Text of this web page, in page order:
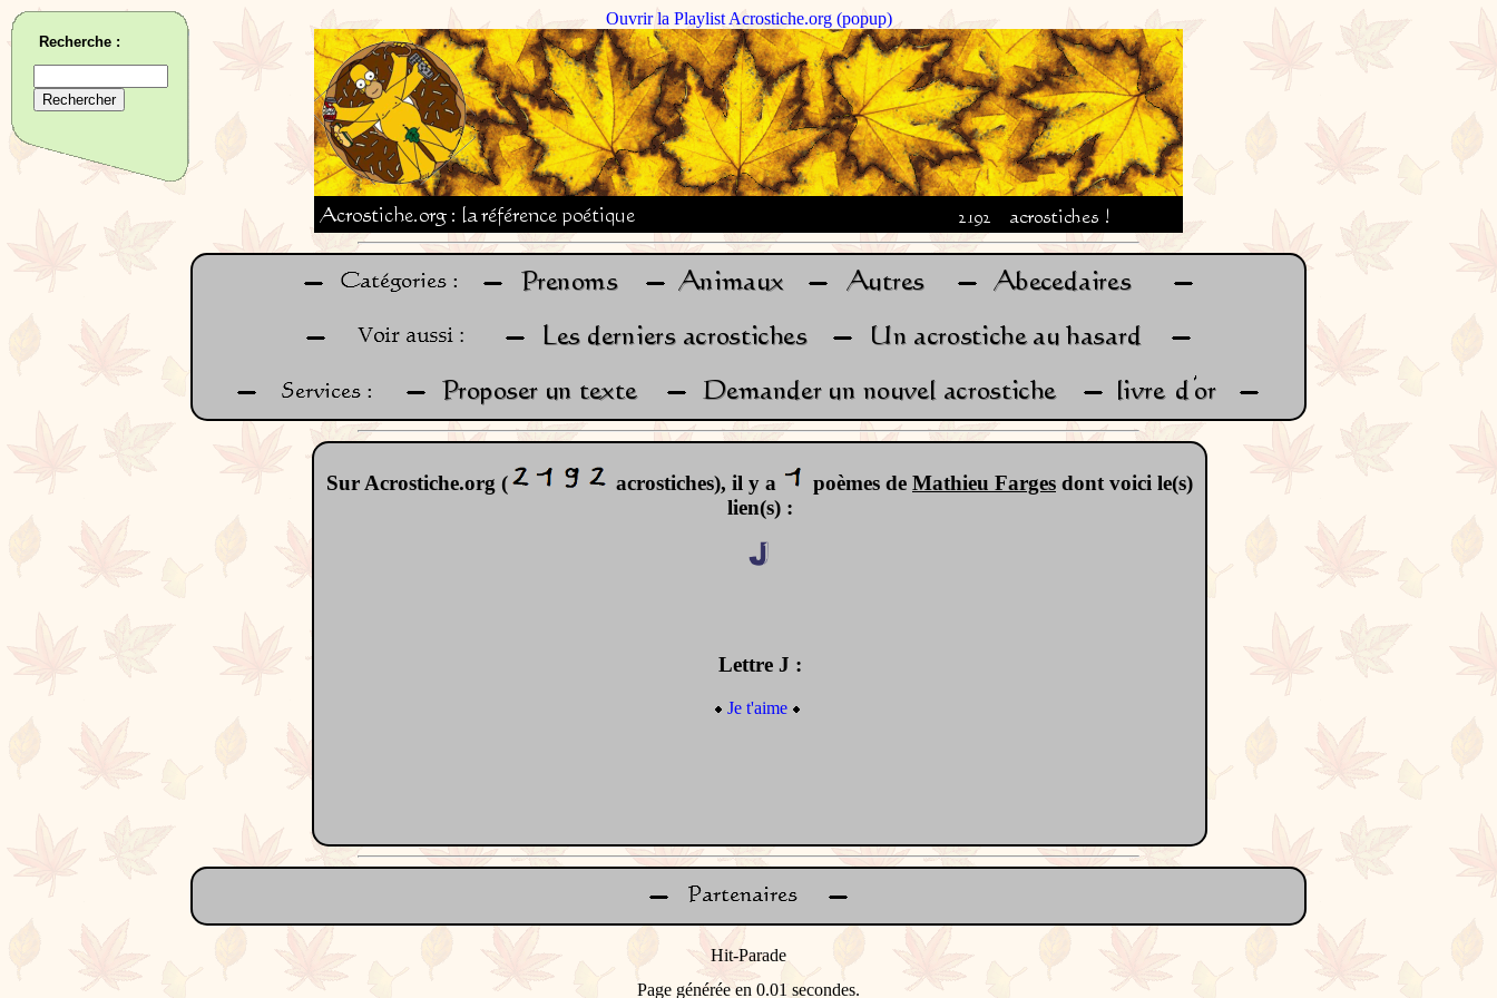
Ouvrir la Playlist Acrostiche.org (popup)
Sur Acrostiche.org ( acrostiches), il y a poèmes de Mathieu Farges dont voici le(s)
lien(s) :
Lettre J :
Je t'aime
Recherche :
Page générée en 0.01 secondes.